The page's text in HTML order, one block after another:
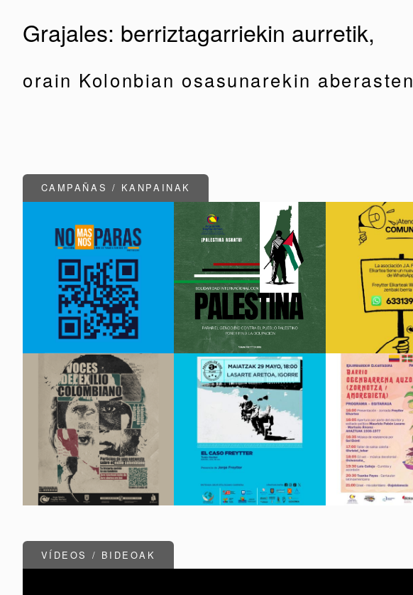
Grajales: berriztagarriekin aurretik,
orain Kolonbian osasunarekin aberasten
CAMPAÑAS / KANPAINAK
VÍDEOS / BIDEOAK